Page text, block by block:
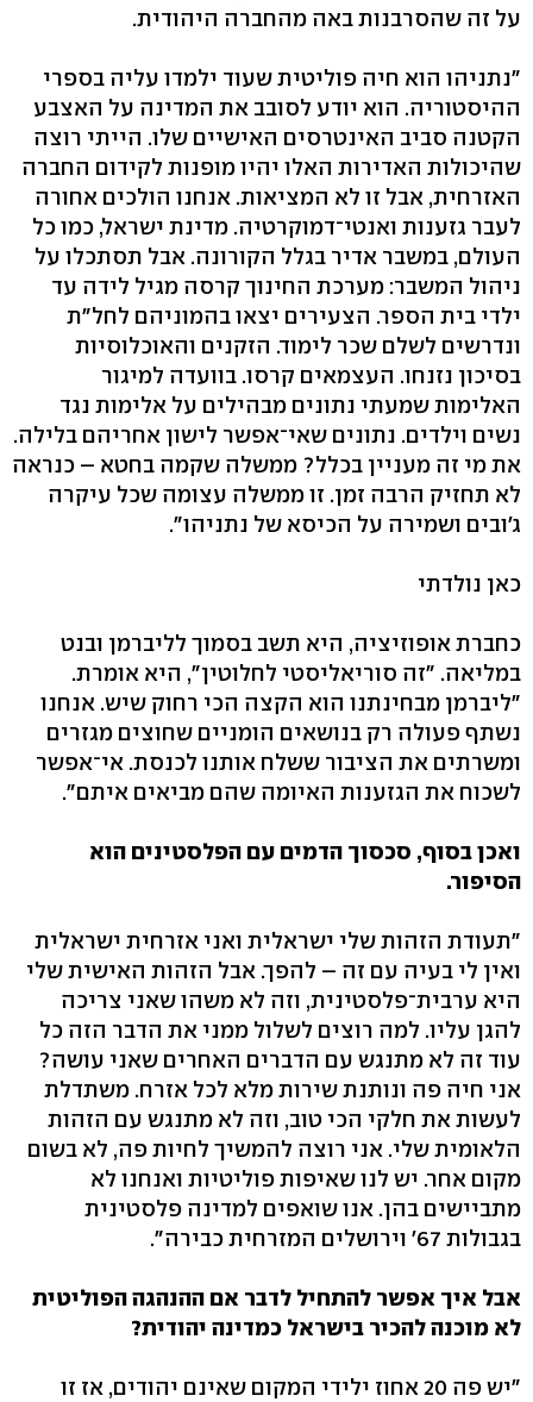
על זה שהסרבנות באה מהחברה היהודית.
"נתניהו הוא חיה פוליטית שעוד ילמדו עליה בספרי
ההיסטוריה. הוא יודע לסובב את המדינה על האצבע
הקטנה סביב האינטרסים האישיים שלו. הייתי רוצה
שהיכולות האדירות האלו יהיו מופנות לקידום החברה
האזרחית, אבל זו לא המציאות. אנחנו הולכים אחורה
לעבר גזענות ואנטי־דמוקרטיה. מדינת ישראל, כמו כל
העולם, במשבר אדיר בגלל הקורונה. אבל תסתכלו על
ניהול המשבר: מערכת החינוך קרסה מגיל לידה עד
ילדי בית הספר. הצעירים יצאו בהמוניהם לחל"ת
ונדרשים לשלם שכר לימוד. הזקנים והאוכלוסיות
בסיכון נזנחו. העצמאים קרסו. בוועדה למיגור
האלימות שמעתי נתונים מבהילים על אלימות נגד
נשים וילדים. נתונים שאי־אפשר לישון אחריהם בלילה.
את מי זה מעניין בכלל? ממשלה שקמה בחטא – כנראה
לא תחזיק הרבה זמן. זו ממשלה עצומה שכל עיקרה
ג'ובים ושמירה על הכיסא של נתניהו".
כאן נולדתי
כחברת אופוזיציה, היא תשב בסמוך לליברמן ובנט
במליאה. "זה סוריאליסטי לחלוטין", היא אומרת.
"ליברמן מבחינתנו הוא הקצה הכי רחוק שיש. אנחנו
נשתף פעולה רק בנושאים הומניים שחוצים מגזרים
ומשרתים את הציבור ששלח אותנו לכנסת. אי־אפשר
לשכוח את הגזענות האיומה שהם מביאים איתם".
ואכן בסוף, סכסוך הדמים עם הפלסטינים הוא
הסיפור.
"תעודת הזהות שלי ישראלית ואני אזרחית ישראלית
ואין לי בעיה עם זה – להפך. אבל הזהות האישית שלי
היא ערבית־פלסטינית, וזה לא משהו שאני צריכה
להגן עליו. למה רוצים לשלול ממני את הדבר הזה כל
עוד זה לא מתנגש עם הדברים האחרים שאני עושה?
אני חיה פה ונותנת שירות מלא לכל אזרח. משתדלת
לעשות את חלקי הכי טוב, וזה לא מתנגש עם הזהות
הלאומית שלי. אני רוצה להמשיך לחיות פה, לא בשום
מקום אחר. יש לנו שאיפות פוליטיות ואנחנו לא
מתביישים בהן. אנו שואפים למדינה פלסטינית
בגבולות 67' וירושלים המזרחית כבירה".
אבל איך אפשר להתחיל לדבר אם ההנהגה הפוליטית
לא מוכנה להכיר בישראל כמדינה יהודית?
"יש פה 20 אחוז ילידי המקום שאינם יהודים, אז זו